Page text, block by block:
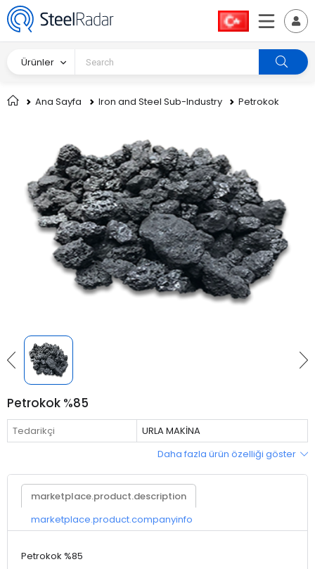
Ürünler
Ana Sayfa Iron and Steel Sub-Industry Petrokok
Petrokok %85
Tedarikçi
URLA MAKİNA
Daha fazla ürün özelliği göster
marketplace.product.description
marketplace.product.companyinfo
Petrokok %85